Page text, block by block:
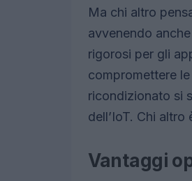
Ma chi altro
avvenendo
rigorosi per gli
compromettere
ricondizionato si
dell’IoT. Chi altro
Vantaggi